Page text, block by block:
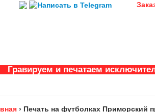
Гравируем и печатаем
› Печать на футболках Приморский